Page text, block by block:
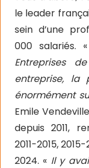
le leader
sein d’une
000 salariés.
Entreprises
entreprise, la
énormément
Emile
depuis 2011,
2011-2015,
2024. « Il y